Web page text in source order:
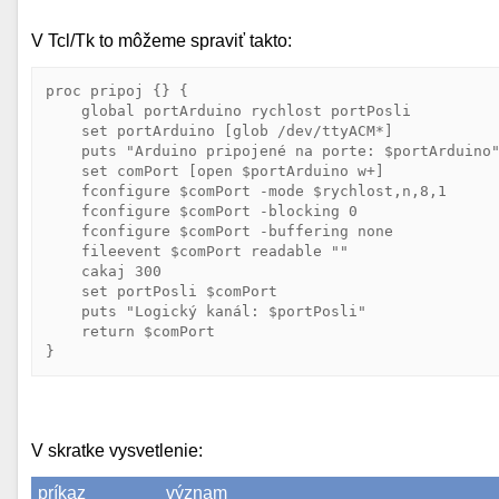
V Tcl/Tk to môžeme spraviť takto:
proc pripoj
{} {
global portArduino rychlost portPosli
set
portArduino glob /dev/ttyACM*]
puts
"Arduino pripojené na porte: $portArduino"
set
comPort open $portArduino w+]
fconfigure $comPort -mode $ rychlost ,n,8,1
fconfigure $comPort -blocking 0
fconfigure $comPort -buffering none
fileevent $comPort readable
""
    cakaj 300
set
portPosli $comPort
puts
"Logický kanál: $portPosli"
return $comPort
V skratke vysvetlenie:
príkaz význam